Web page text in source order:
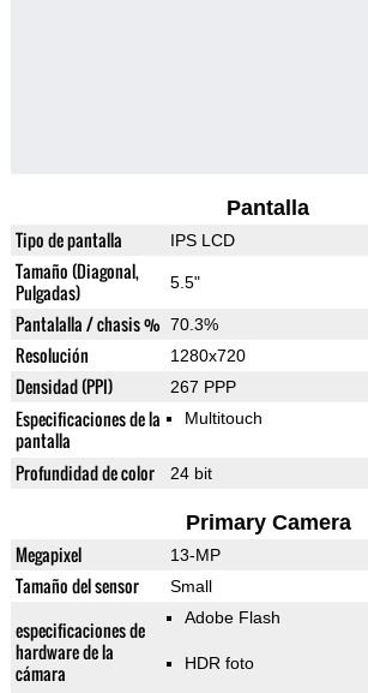
Pantalla
Tipo de pantalla IPS LCD
Tamaño (Diagonal,
Pulgadas)
5.5"
Pantalalla / chasis % 70.3%
Resolución 1280x720
Densidad (PPI) 267 PPP
Especificaciones de la
pantalla
Multitouch
Profundidad de color 24 bit
Primary Camera
Megapixel 13-MP
Tamaño del sensor Small
especificaciones de
hardware de la
cámara
Adobe Flash
HDR foto